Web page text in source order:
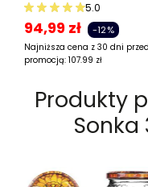
5.0
94,99 zł -12%
Najniższa cena z 30 dni przed
promocją: 107.99 zł
Produkty